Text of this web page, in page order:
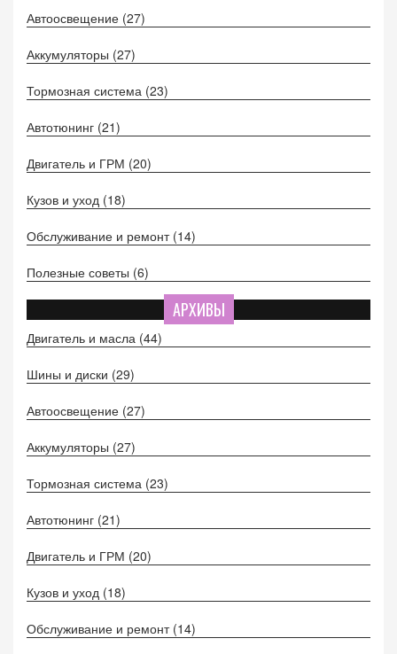
Автоосвещение (27)
Аккумуляторы (27)
Тормозная система (23)
Автотюнинг (21)
Двигатель и ГРМ (20)
Кузов и уход (18)
Обслуживание и ремонт (14)
Полезные советы (6)
АРХИВЫ
Двигатель и масла (44)
Шины и диски (29)
Автоосвещение (27)
Аккумуляторы (27)
Тормозная система (23)
Автотюнинг (21)
Двигатель и ГРМ (20)
Кузов и уход (18)
Обслуживание и ремонт (14)